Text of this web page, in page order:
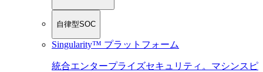
自律型SOC
Singularity™ プラットフォーム
統合エンタープライズセキュリティ。マシンスピ